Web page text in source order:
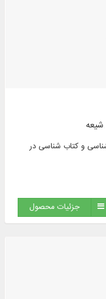
شناسی و کتاب‏ شناسی در
جزئیات محصول